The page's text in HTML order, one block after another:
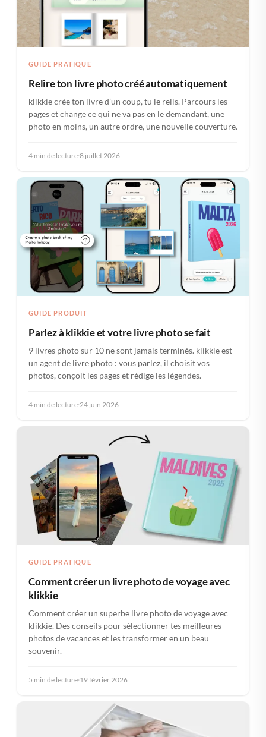
GUIDE PRATIQUE
klikkie crée ton livre d’un coup, tu le relis. Parcours les
pages et change ce qui ne va pas en le demandant, une
photo en moins, un autre ordre, une nouvelle couverture.
4 min de lecture·8 juillet 2026
Relire ton livre photo créé automatiquement
GUIDE PRODUIT
9 livres photo sur 10 ne sont jamais terminés. klikkie est
un agent de livre photo : vous parlez, il choisit vos
photos, conçoit les pages et rédige les légendes.
4 min de lecture·24 juin 2026
Parlez à klikkie et votre livre photo se fait
GUIDE PRATIQUE
Comment créer un superbe livre photo de voyage avec
klikkie. Des conseils pour sélectionner tes meilleures
photos de vacances et les transformer en un beau
souvenir.
5 min de lecture·19 février 2026
Comment créer un livre photo de voyage avec
klikkie